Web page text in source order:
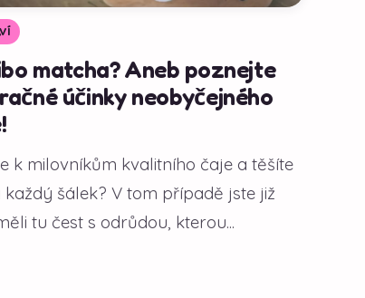
matcha? Aneb poznejte
účinky neobyčejného
k milovníkům kvalitního čaje a těšíte
každý šálek? V tom případě jste již
tu čest s odrůdou, kterou...